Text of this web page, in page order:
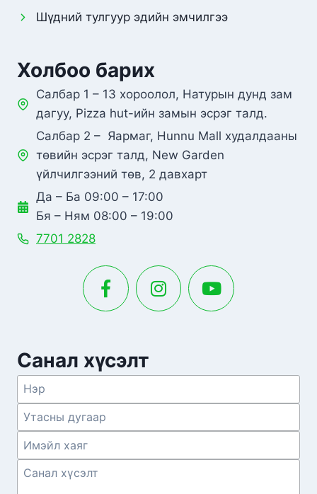
Шүдний тулгуур эдийн эмчилгээ
Санал хүсэлт
Холбоо барих
Салбар 1 – 13 хороолол, Натурын дунд зам
дагуу, Pizza hut-ийн замын эсрэг талд.
Салбар 2 – Яармаг, Hunnu Mall худалдааны
төвийн эсрэг талд, New Garden
үйлчилгээний төв, 2 давхарт
Да – Ба 09:00 – 17:00
Бя – Ням 08:00 – 19:00
7701 2828